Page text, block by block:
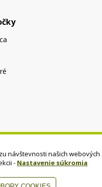
návštevnosti našich
- Nastavenie súkromia